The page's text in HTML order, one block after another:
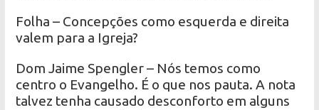
Folha – Concepções como esquerda e direita
valem para a Igreja?
Dom Jaime Spengler – Nós temos como
centro o Evangelho. É o que nos pauta. A nota
talvez tenha causado desconforto em alguns